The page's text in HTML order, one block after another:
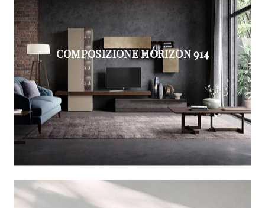
COMPOSIZIONE HORIZON 914